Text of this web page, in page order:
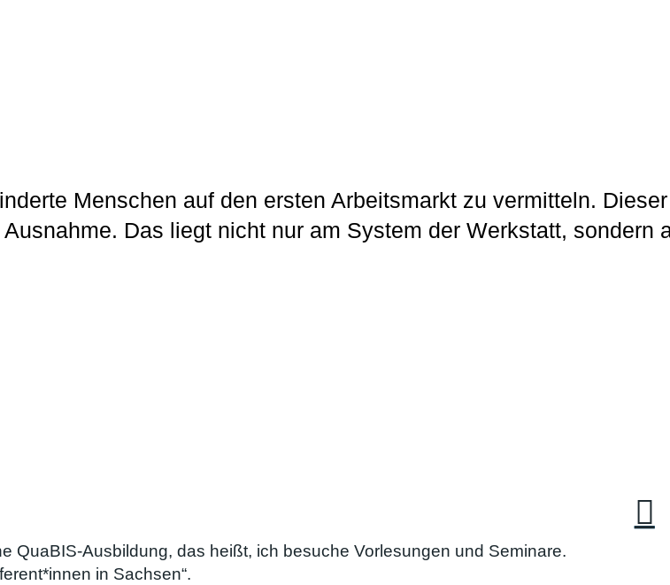
Menschen auf den ersten Arbeitsmarkt zu vermitteln. Dieser
Das liegt nicht nur am System der Werkstatt, sondern
QuaBIS-Ausbildung, das heißt, ich besuche Vorlesungen und Seminare.
in Sachsen“.